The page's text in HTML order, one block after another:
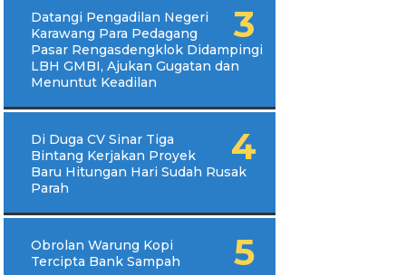
Datangi Pengadilan Negeri
Karawang Para Pedagang
Pasar Rengasdengklok Didampingi
LBH GMBI, Ajukan Gugatan dan
Menuntut Keadilan
Di Duga CV Sinar Tiga
Bintang Kerjakan Proyek
Baru Hitungan Hari Sudah Rusak
Parah
Obrolan Warung Kopi
Tercipta Bank Sampah